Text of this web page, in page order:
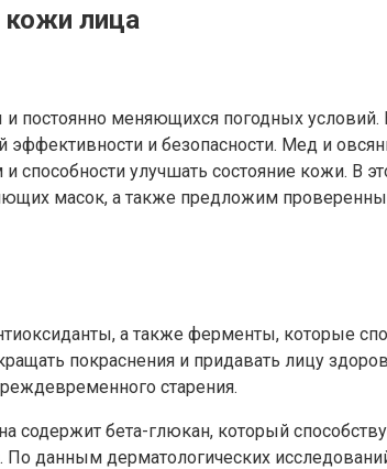
кожи лица
постоянно меняющихся погодных условий.
эффективности и безопасности. Мед и
улучшать состояние кожи. В
масок, а также предложим
а также ферменты, которые
покраснения и придавать лицу
старения.
бета-глюкан, который
данным дерматологических